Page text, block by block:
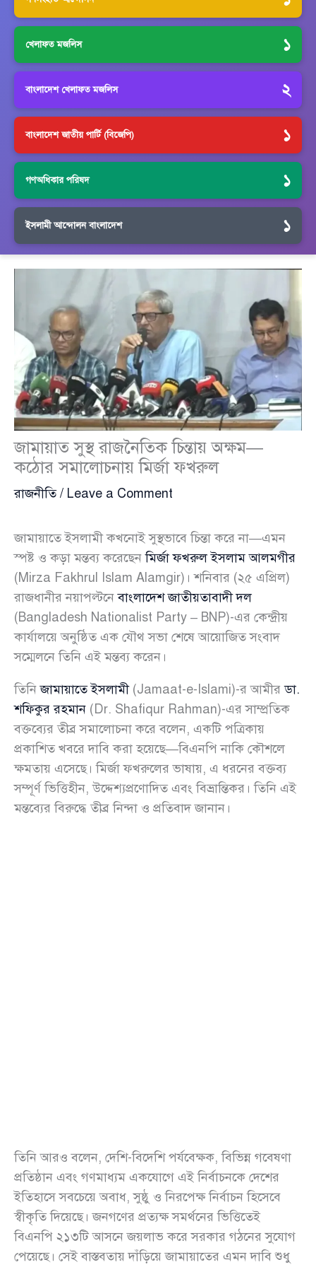
খেলাফত মজলিস ১
বাংলাদেশ খেলাফত মজলিস ২
বাংলাদেশ জাতীয় পার্টি (বিজেপি) ১
গণঅধিকার পরিষদ ১
ইসলামী আন্দোলন বাংলাদেশ ১
জামায়াত সুস্থ রাজনৈতিক চিন্তায় অক্ষম—
কঠোর সমালোচনায় মির্জা ফখরুল
রাজনীতি/ Leave a Comment
জামায়াতে ইসলামী কখনোই সুস্থভাবে চিন্তা করে না—এমন
স্পষ্ট ও কড়া মন্তব্য করেছেনমির্জা ফখরুল ইসলাম আলমগীর
(Mirza Fakhrul Islam Alamgir)। শনিবার (২৫ এপ্রিল)
রাজধানীর নয়াপল্টনেবাংলাদেশ জাতীয়তাবাদী দল
(Bangladesh Nationalist Party – BNP)-এর কেন্দ্রীয়
কার্যালয়ে অনুষ্ঠিত এক যৌথ সভা শেষে আয়োজিত সংবাদ
সম্মেলনে তিনি এই মন্তব্য করেন।
তিনিজামায়াতে ইসলামী(Jamaat-e-Islami)-র আমীরডা.
শফিকুর রহমান (Dr. Shafiqur Rahman)-এর সাম্প্রতিক
বক্তব্যের তীব্র সমালোচনা করে বলেন, একটি পত্রিকায়
প্রকাশিত খবরে দাবি করা হয়েছে—বিএনপি নাকি কৌশলে
ক্ষমতায় এসেছে। মির্জা ফখরুলের ভাষায়, এ ধরনের বক্তব্য
সম্পূর্ণ ভিত্তিহীন, উদ্দেশ্যপ্রণোদিত এবং বিভ্রান্তিকর। তিনি এই
মন্তব্যের বিরুদ্ধে তীব্র নিন্দা ও প্রতিবাদ জানান।
তিনি আরও বলেন, দেশি-বিদেশি পর্যবেক্ষক, বিভিন্ন গবেষণা
প্রতিষ্ঠান এবং গণমাধ্যম একযোগে এই নির্বাচনকে দেশের
ইতিহাসে সবচেয়ে অবাধ, সুষ্ঠু ও নিরপেক্ষ নির্বাচন হিসেবে
স্বীকৃতি দিয়েছে। জনগণের প্রত্যক্ষ সমর্থনের ভিত্তিতেই
বিএনপি ২১৩টি আসনে জয়লাভ করে সরকার গঠনের সুযোগ
পেয়েছে। সেই বাস্তবতায় দাঁড়িয়ে জামায়াতের এমন দাবি শুধু